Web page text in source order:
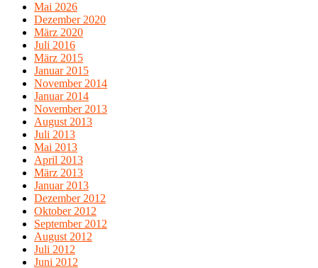
Mai 2026
Dezember 2020
März 2020
Juli 2016
März 2015
Januar 2015
November 2014
Januar 2014
November 2013
August 2013
Juli 2013
Mai 2013
April 2013
März 2013
Januar 2013
Dezember 2012
Oktober 2012
September 2012
August 2012
Juli 2012
Juni 2012